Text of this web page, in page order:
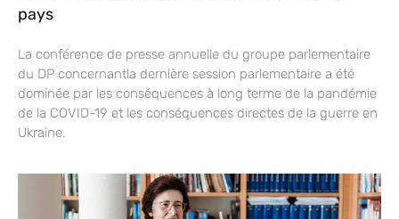
pays
La conférence de presse annuelle du groupe parlementaire
du DP concernantla dernière session parlementaire a été
dominée par les conséquences à long terme de la pandémie
de la COVID-19 et les conséquences directes de la guerre en
Ukraine.